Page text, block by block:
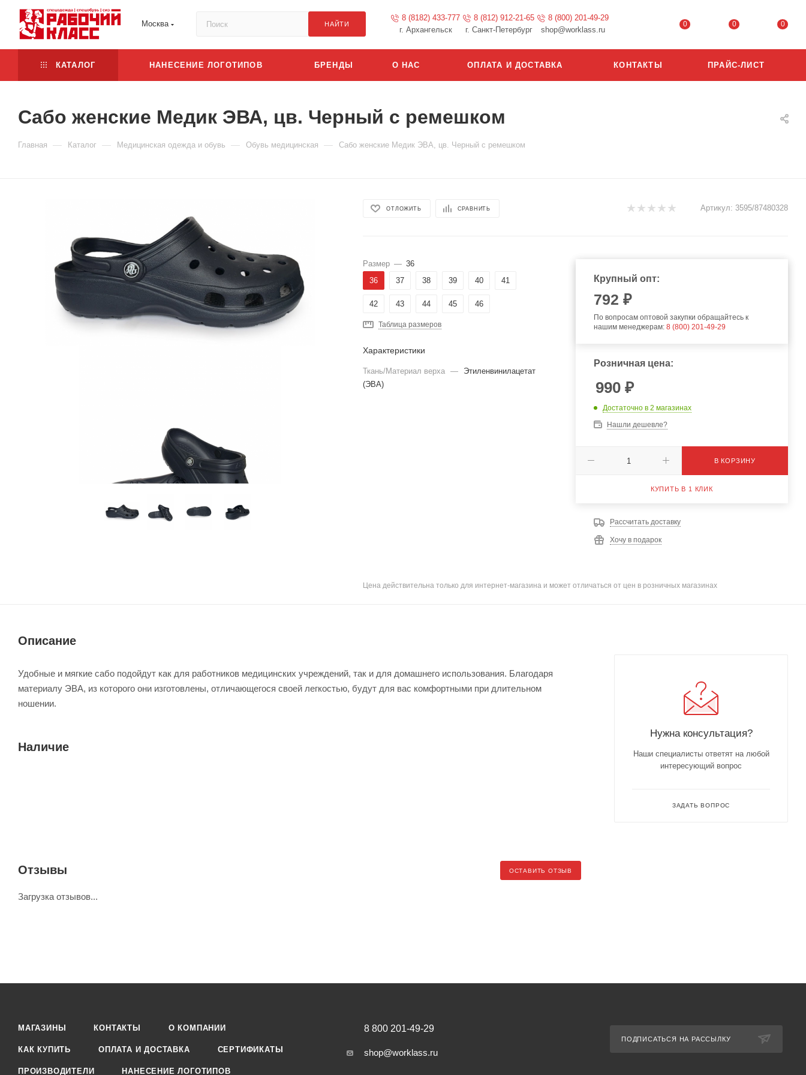
Москва НАЙТИ
8 (8182) 433-777
г. Архангельск
8 (812) 912-21-65
г. Санкт-Петербург
8 (800) 201-49-29
shop@worklass.ru
0 0 0
КАТАЛОГ НАНЕСЕНИЕ ЛОГОТИПОВ БРЕНДЫ О НАС ОПЛАТА И ДОСТАВКА КОНТАКТЫ ПРАЙС-ЛИСТ
Сабо женские Медик ЭВА, цв. Черный с ремешком
Главная — Каталог — Медицинская одежда и обувь — Обувь медицинская — Сабо женские Медик ЭВА, цв. Черный с ремешком
ОТЛОЖИТЬ СРАВНИТЬ Артикул: 3595/87480328
Размер — 36
36
37 38 39 40 41
42 43 44 45 46
Таблица размеров
Характеристики
Ткань/Материал верха —
Этиленвинилацетат
(ЭВА)
Крупный опт:
792 ₽
По вопросам оптовой закупки обращайтесь к
нашим менеджерам: 8 (800) 201-49-29
Розничная цена:
990₽
Достаточно в 2 магазинах
Нашли дешевле?
В КОРЗИНУ
КУПИТЬ В 1 КЛИК
Рассчитать доставку
Хочу в подарок
Цена действительна только для интернет-магазина и может отличаться от цен в розничных магазинах
Описание
Удобные и мягкие сабо подойдут как для работников медицинских учреждений, так и для домашнего использования. Благодаря
материалу ЭВА, из которого они изготовлены, отличающегося своей легкостью, будут для вас комфортными при длительном
ношении.
Наличие
Отзывы ОСТАВИТЬ ОТЗЫВ
Загрузка отзывов...
Нужна консультация?
Наши специалисты ответят на любой
интересующий вопрос
ЗАДАТЬ ВОПРОС
МАГАЗИНЫ КОНТАКТЫ О КОМПАНИИ
КАК КУПИТЬ ОПЛАТА И ДОСТАВКА СЕРТИФИКАТЫ
ПРОИЗВОДИТЕЛИ НАНЕСЕНИЕ ЛОГОТИПОВ
8 800 201-49-29
shop@worklass.ru
ПОДПИСАТЬСЯ НА РАССЫЛКУ